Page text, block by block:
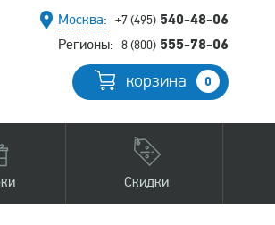
Москва: +7 (495) 540-48-06
Регионы: 8 (800) 555-78-06
корзина 0
Скидки